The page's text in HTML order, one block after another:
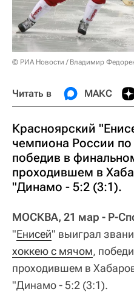
© РИА Новости / Владимир
Читать в МАКС
Красноярский
чемпиона России
победив в
проходившем в
"Динамо - 5:2 (3:1).
МОСКВА, 21 мар - Р-
"Енисей" выиграл
хоккею с мячом,
проходившем в
"Динамо - 5:2 (3:1).